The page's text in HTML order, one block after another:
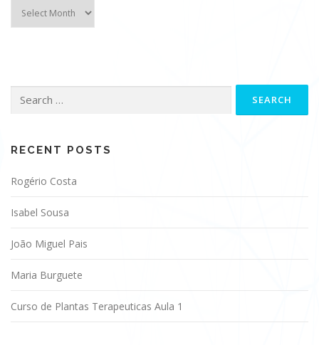
for:
RECENT POSTS
Rogério Costa
Isabel Sousa
João Miguel Pais
Maria Burguete
Curso de Plantas Terapeuticas Aula 1